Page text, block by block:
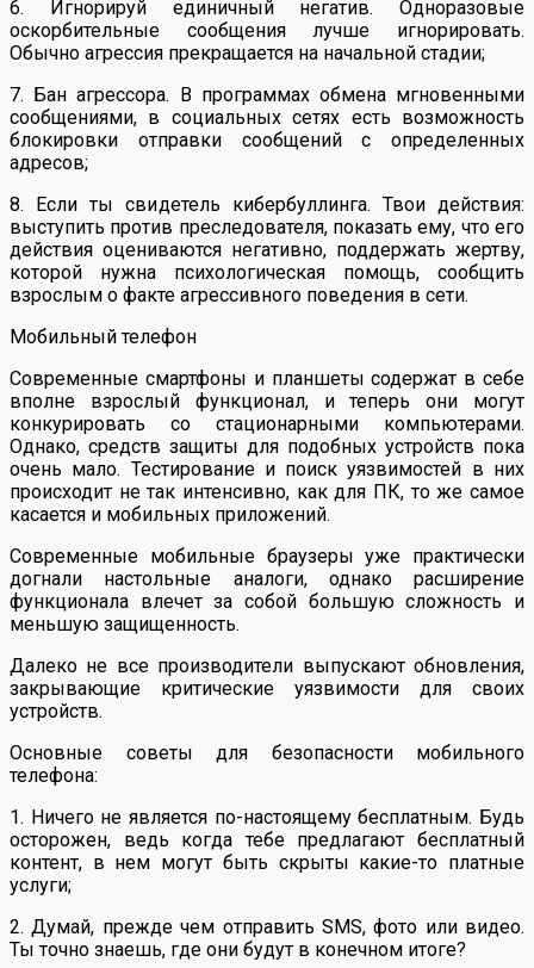
6. Игнорируй единичный негатив. Одноразовые
оскорбительные сообщения лучше игнорировать.
Обычно агрессия прекращается на начальной стадии;
7. Бан агрессора. В программах обмена мгновенными
сообщениями, в социальных сетях есть возможность
блокировки отправки сообщений с определенных
адресов;
8. Если ты свидетель кибербуллинга. Твои действия:
выступить против преследователя, показать ему, что его
действия оцениваются негативно, поддержать жертву,
которой нужна психологическая помощь, сообщить
взрослым о факте агрессивного поведения в сети.
Мобильный телефон
Современные смартфоны и планшеты содержат в себе
вполне взрослый функционал, и теперь они могут
конкурировать со стационарными компьютерами.
Однако, средств защиты для подобных устройств пока
очень мало. Тестирование и поиск уязвимостей в них
происходит не так интенсивно, как для ПК, то же самое
касается и мобильных приложений.
Современные мобильные браузеры уже практически
догнали настольные аналоги, однако расширение
функционала влечет за собой большую сложность и
меньшую защищенность.
Далеко не все производители выпускают обновления,
закрывающие критические уязвимости для своих
устройств.
Основные советы для безопасности мобильного
телефона:
1. Ничего не является по-настоящему бесплатным. Будь
осторожен, ведь когда тебе предлагают бесплатный
контент, в нем могут быть скрыты какие-то платные
услуги;
2. Думай, прежде чем отправить SMS, фото или видео.
Ты точно знаешь, где они будут в конечном итоге?